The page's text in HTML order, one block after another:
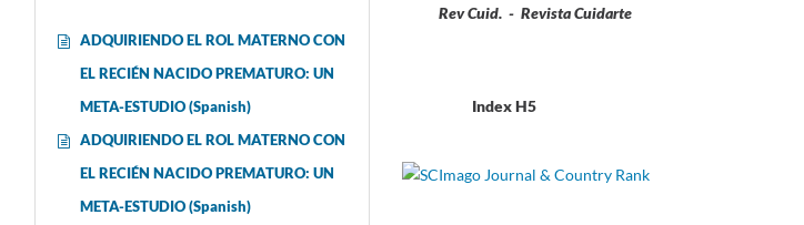
ADQUIRIENDO EL ROL MATERNO CON
EL RECIÉN NACIDO PREMATURO: UN
META-ESTUDIO (Spanish)
ADQUIRIENDO EL ROL MATERNO CON
EL RECIÉN NACIDO PREMATURO: UN
META-ESTUDIO (Spanish)
Rev Cuid. - Revista Cuidarte
Index H5